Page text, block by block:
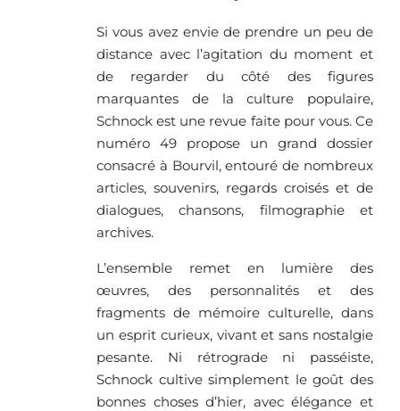
Si vous avez envie de prendre un peu de
distance avec l’agitation du moment et
de regarder du côté des figures
marquantes de la culture populaire,
Schnock est une revue faite pour vous. Ce
numéro 49 propose un grand dossier
consacré à Bourvil, entouré de nombreux
articles, souvenirs, regards croisés et de
dialogues, chansons, filmographie et
archives.
L’ensemble remet en lumière des
œuvres, des personnalités et des
fragments de mémoire culturelle, dans
un esprit curieux, vivant et sans nostalgie
pesante. Ni rétrograde ni passéiste,
Schnock cultive simplement le goût des
bonnes choses d’hier, avec élégance et